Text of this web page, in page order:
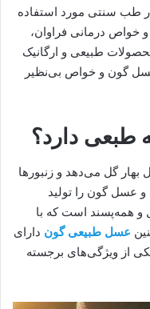
طب سنتی مورد استفاده
خواص درمانی فراوان،
طبیعی و ارگانیک
گون و خواص بی‌نظیر
دارد؟
گل می‌دهد و زنبورها
عسل گون را تولید
و همه‌پسند است که با
عسل طبیعی گون دارای
از ویژگی‌های برجسته